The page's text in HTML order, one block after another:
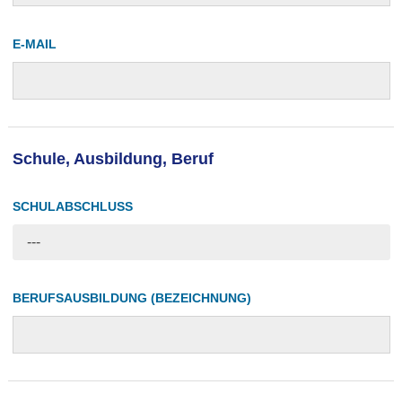
E-MAIL
Schule, Ausbildung, Beruf
SCHULABSCHLUSS
---
BERUFSAUSBILDUNG (BEZEICHNUNG)